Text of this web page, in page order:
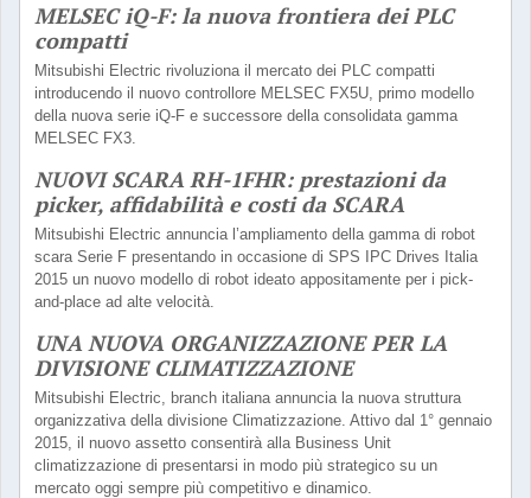
MELSEC iQ-F: la nuova frontiera dei PLC
compatti
Mitsubishi Electric rivoluziona il mercato dei PLC compatti
introducendo il nuovo controllore MELSEC FX5U, primo modello
della nuova serie iQ-F e successore della consolidata gamma
MELSEC FX3.
NUOVI SCARA RH-1FHR: prestazioni da
picker, affidabilità e costi da SCARA
Mitsubishi Electric annuncia l’ampliamento della gamma di robot
scara Serie F presentando in occasione di SPS IPC Drives Italia
2015 un nuovo modello di robot ideato appositamente per i pick-
and-place ad alte velocità.
UNA NUOVA ORGANIZZAZIONE PER LA
DIVISIONE CLIMATIZZAZIONE
Mitsubishi Electric, branch italiana annuncia la nuova struttura
organizzativa della divisione Climatizzazione. Attivo dal 1° gennaio
2015, il nuovo assetto consentirà alla Business Unit
climatizzazione di presentarsi in modo più strategico su un
mercato oggi sempre più competitivo e dinamico.